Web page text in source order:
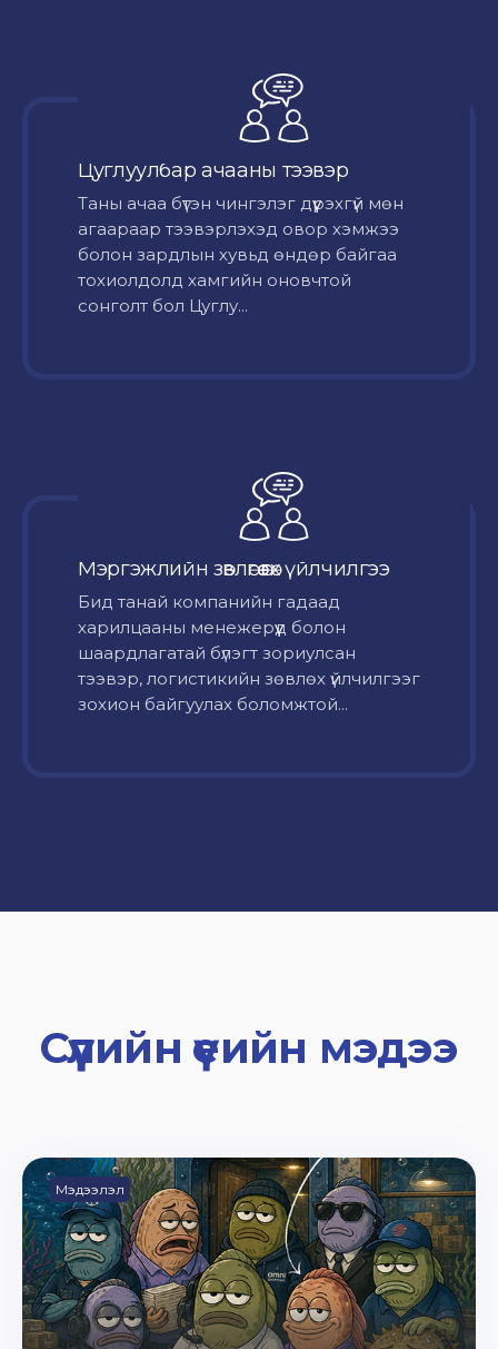
Цуглуулбар ачааны тээвэр
Таны ачаа бүтэн чингэлэг дүүрэхгүй мөн
агаараар тээвэрлэхэд овор хэмжээ
болон зардлын хувьд өндөр байгаа
тохиолдолд хамгийн оновчтой
сонголт бол Цуглу...
Мэргэжлийн зөвлөгөө өгөх үйлчилгээ
Бид танай компанийн гадаад
харилцааны менежерүүд болон
шаардлагатай бүлэгт зориулсан
тээвэр, логистикийн зөвлөх үйлчилгээг
зохион байгуулах боломжтой...
Сүүлийн үеийн мэдээ
Мэдээлэл